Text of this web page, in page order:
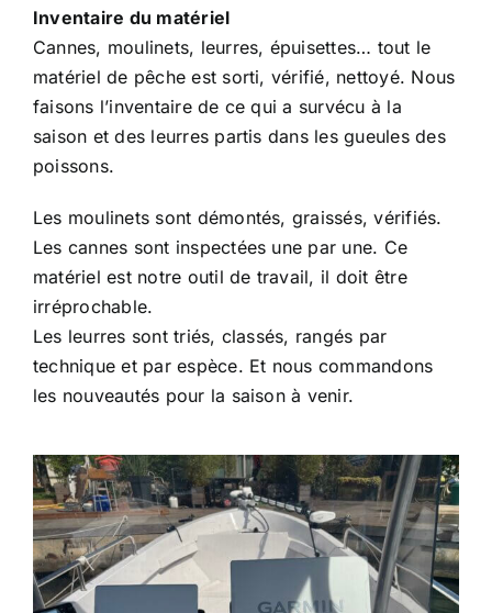
Inventaire du matériel
Cannes, moulinets, leurres, épuisettes… tout le
matériel de pêche est sorti, vérifié, nettoyé. Nous
faisons l’inventaire de ce qui a survécu à la
saison et des leurres partis dans les gueules des
poissons.
Les moulinets sont démontés, graissés, vérifiés.
Les cannes sont inspectées une par une. Ce
matériel est notre outil de travail, il doit être
irréprochable.
Les leurres sont triés, classés, rangés par
technique et par espèce. Et nous commandons
les nouveautés pour la saison à venir.